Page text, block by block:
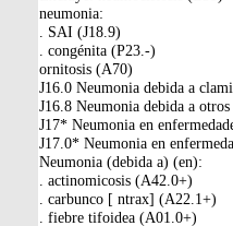
neumonia:
. SAI (J18.9)
. congénita (P23.-)
ornitosis (A70)
J16.0 Neumonia debida a
J16.8 Neumonia debida a
J17* Neumonia en
J17.0* Neumonia en
Neumonia (debida a) (en):
. actinomicosis (A42.0+)
. carbunco [ ntrax] (A22.1+)
. fiebre tifoidea (A01.0+)